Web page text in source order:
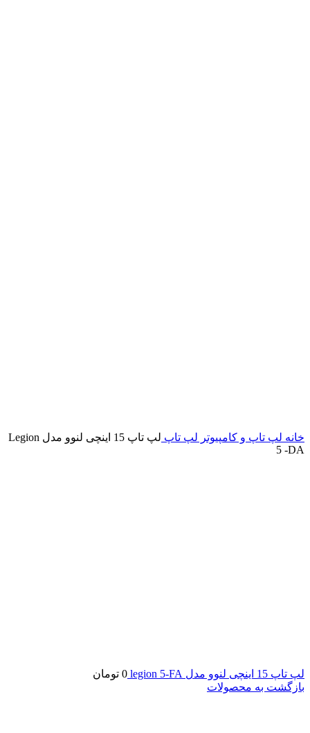
خانه لپ تاپ و کامپیوتر لپ تاپ
لپ تاپ 15 اینچی لنوو مدل Legion
5 -DA
لپ تاپ 15 اینچی لنوو مدل legion 5-FA 0 تومان
بازگشت به محصولات